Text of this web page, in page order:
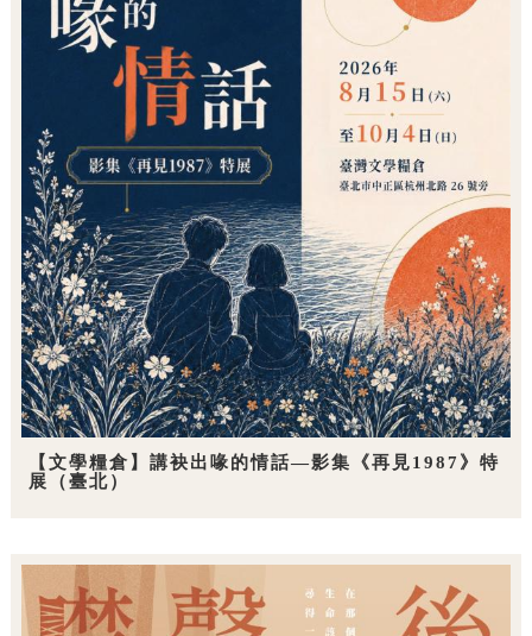
【文學糧倉】講袂出喙的情話—影集《再見1987》特
展（臺北）